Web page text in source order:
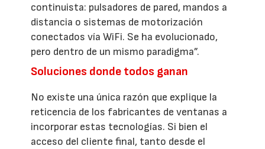
continuista: pulsadores de pared, mandos a
distancia o sistemas de motorización
conectados vía WiFi. Se ha evolucionado,
pero dentro de un mismo paradigma”.
Soluciones donde todos ganan
No existe una única razón que explique la
reticencia de los fabricantes de ventanas a
incorporar estas tecnologías. Si bien el
acceso del cliente final, tanto desde el